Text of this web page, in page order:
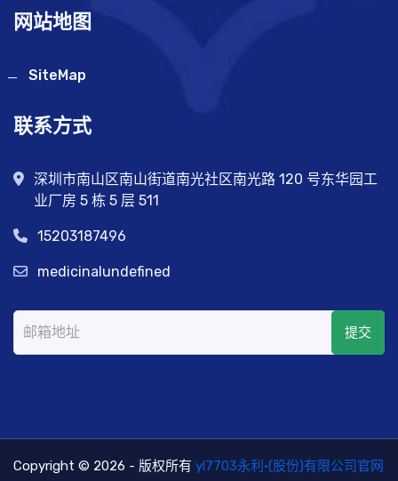
网站地图
SiteMap
联系方式
深圳市南山区南山街道南光社区南光路 120 号东华园工
业厂房 5 栋 5 层 511
15203187496
medicinalundefined
提交
Copyright © 2026 - 版权所有 yl7703永利·(股份)有限公司官网